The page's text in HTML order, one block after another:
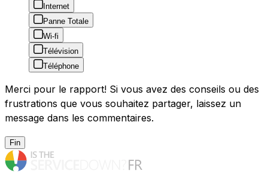
Internet
Panne Totale
Wi-fi
Télévision
Téléphone
Merci pour le rapport! Si vous avez des conseils ou des
frustrations que vous souhaitez partager, laissez un
message dans les commentaires.
Fin